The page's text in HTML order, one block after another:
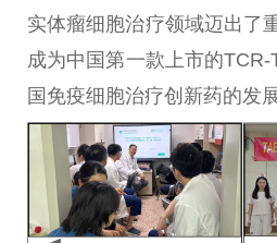
实体瘤细胞治疗领域迈出了
成为中国第一款上市的TCR-
国 免疫细胞治疗创新药的发